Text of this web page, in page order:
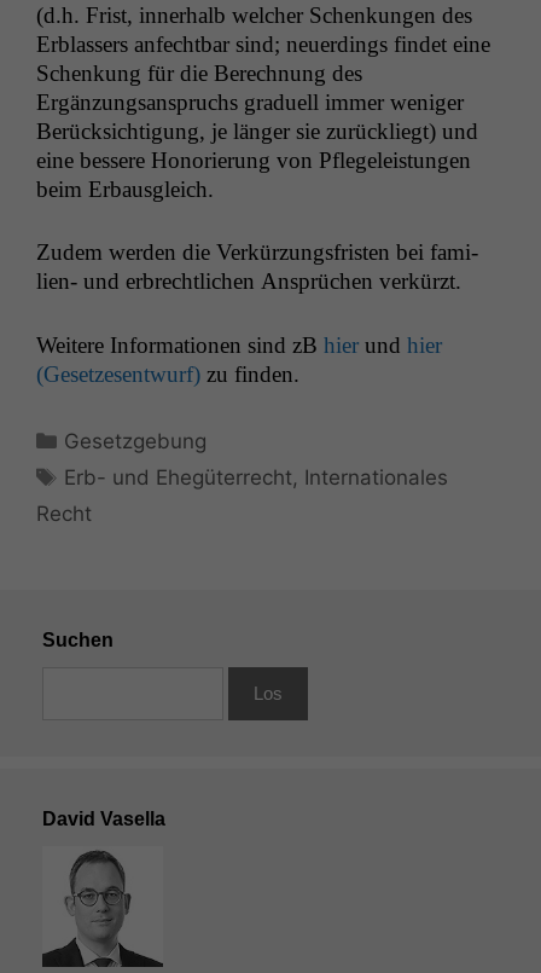
(d.h. Frist, inner­halb welch­er Schenkun­gen des
Erblassers anfecht­bar sind; neuerd­ings find­et eine
Schenkung für die Berech­nung des
Ergänzungsanspruchs gradu­ell immer weniger
Berück­sich­ti­gung, je länger sie zurück­liegt) und
eine bessere Hon­orierung von Pflegeleis­tun­gen
beim Erbausgleich.
Zudem wer­den die Verkürzungs­fris­ten bei fam­i­
lien- und erbrechtlichen Ansprüchen verkürzt.
Weit­ere Infor­ma­tio­nen sind zB hier und hier
(Geset­ze­sen­twurf) zu finden.
Kategorien
Gesetzgebung
Schlagwörter
Erb- und Ehegüterrecht, Internationales
Recht
Suchen
David Vasella